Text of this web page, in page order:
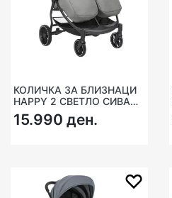
КОЛИЧКА ЗА БЛИЗНАЦИ
HAPPY 2 СВЕТЛО СИВА
2024 КИКАБУ
15.990 ден.